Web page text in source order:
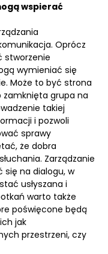
wspierać
Oprócz
stworzenie
wymieniać się
Może to być strona
grupa na
takiej
i pozwoli
sprawy
że dobra
Zarządzanie
na dialogu, w
usłyszana i
warto także
poświęcone będą
jak
przestrzeni, czy